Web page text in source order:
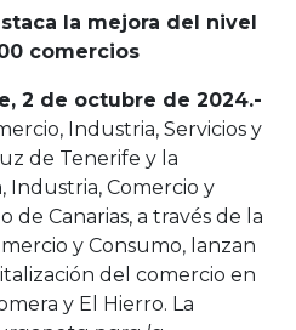
la mejora del nivel
comercios
2 de octubre de 2024.-
Industria, Servicios y
de Tenerife y la
Industria, Comercio y
Canarias, a través de la
y Consumo, lanzan
del comercio en
y El Hierro. La